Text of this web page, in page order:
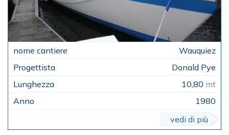
Wauquiez
Donald Pye
10,80 mt
1980
vedi di più